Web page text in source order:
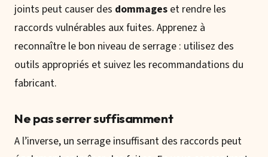
joints peut causer des dommages et rendre les
raccords vulnérables aux fuites. Apprenez à
reconnaître le bon niveau de serrage : utilisez des
outils appropriés et suivez les recommandations du
fabricant.
Ne pas serrer suffisamment
A l’inverse, un serrage insuffisant des raccords peut